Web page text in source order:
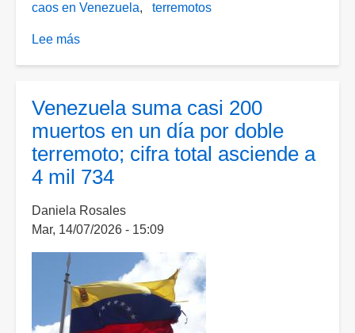
caos en Venezuela
terremotos
Lee más
mil
víctimas
mortales
por
en
Venezuela,
días
de
Venezuela suma casi 200
muertos en un día por doble
terremoto; cifra total asciende a
4 mil 734
Daniela Rosales
Mar, 14/07/2026 - 15:09